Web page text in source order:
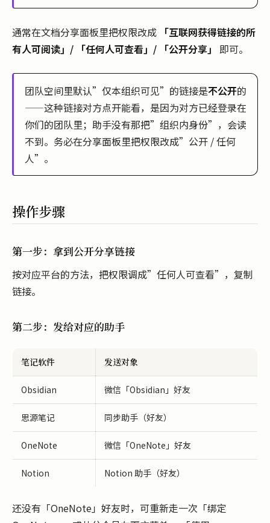
通常在文档分享面板里把权限改成 「互联网获得链接的所
有人可阅读」/ 「任何人可查看」/ 「公开分享」
即可。
团队空间里默认”仅本组织可见”的链接是不公开的
——这种链接对方点开能看，是因为对方已经登录在
你们的团队里；助手没有那把”组织内身份”，会读
不到。务必在分享面板里把权限改成”公开 / 任何
人”。
操作步骤
第一步：拿到公开分享链接
按对应平台的方法，把权限调成”任何人可查看”，复制
链接。
第二步：发给对应的助手
笔记软件 发送对象
Obsidian 微信「Obsidian」好友
思源笔记 同步助手（好友）
OneNote 微信「OneNote」好友
Notion Notion 助手（好友）
还没有「OneNote」好友时，可重新走一次「绑定